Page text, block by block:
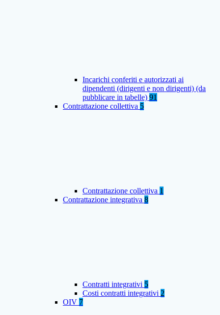
Incarichi conferiti e autorizzati ai
dipendenti (dirigenti e non dirigenti) (da
pubblicare in tabelle) 91
Contrattazione collettiva 5
Contrattazione collettiva 1
Contrattazione integrativa 8
Contratti integrativi 5
Costi contratti integrativi 2
OIV 7